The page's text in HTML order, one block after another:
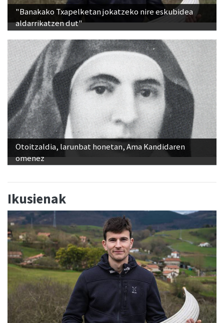
"Banakako Txapelketan jokatzeko nire eskubidea
aldarrikatzen dut"
Otoitzaldia, larunbat honetan, Ama Kandidaren
omenez
Ikusienak